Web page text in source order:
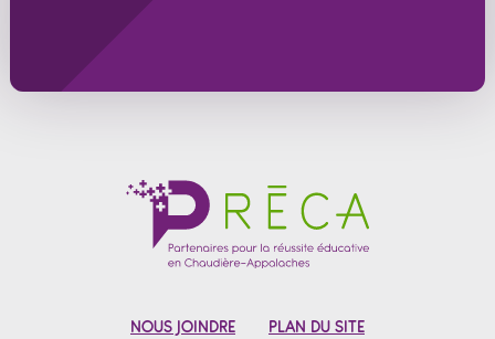
NOUS JOINDRE PLAN DU SITE